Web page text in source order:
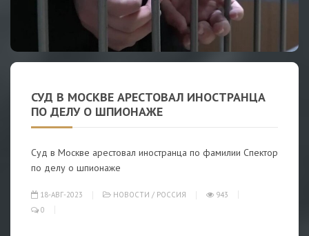
СУД В МОСКВЕ АРЕСТОВАЛ ИНОСТРАНЦА
ПО ДЕЛУ О ШПИОНАЖЕ
Суд в Москве арестовал иностранца по фамилии Спектор
по делу о шпионаже
18-АВГ-2023 НОВОСТИ / РОССИЯ
943
0